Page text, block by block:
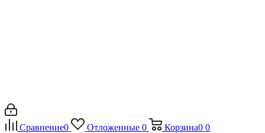
Сравнение0 Отложенные 0 Корзина0 0